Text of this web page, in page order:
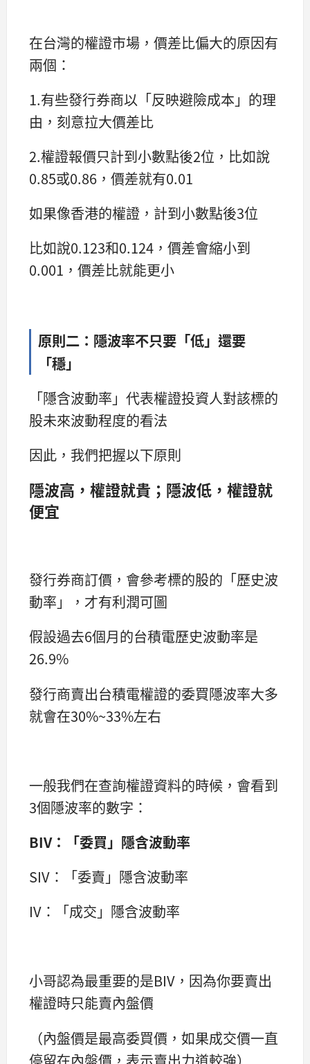
在台灣的權證市場，價差比偏大的原因有
兩個：
1.有些發行券商以「反映避險成本」的理
由，刻意拉大價差比
2.權證報價只計到小數點後2位，比如說
0.85或0.86，價差就有0.01
如果像香港的權證，計到小數點後3位
比如說0.123和0.124，價差會縮小到
0.001，價差比就能更小
原則二：隱波率不只要「低」還要
「穩」
「隱含波動率」代表權證投資人對該標的
股未來波動程度的看法
因此，我們把握以下原則
隱波高，權證就貴；隱波低，權證就
便宜
發行券商訂價，會參考標的股的「歷史波
動率」，才有利潤可圖
假設過去6個月的台積電歷史波動率是
26.9%
發行商賣出台積電權證的委買隱波率大多
就會在30%~33%左右
一般我們在查詢權證資料的時候，會看到
3個隱波率的數字：
BIV：「委買」隱含波動率
SIV：「委賣」隱含波動率
IV：「成交」隱含波動率
小哥認為最重要的是BIV，因為你要賣出
權證時只能賣內盤價
（內盤價是最高委買價，如果成交價一直
停留在內盤價，表示賣出力道較強）